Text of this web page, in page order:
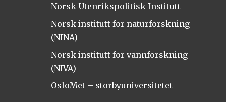
Norsk Utenrikspolitisk Institutt
Norsk institutt for naturforskning
(NINA)
Norsk institutt for vannforskning
(NIVA)
OsloMet – storbyuniversitetet